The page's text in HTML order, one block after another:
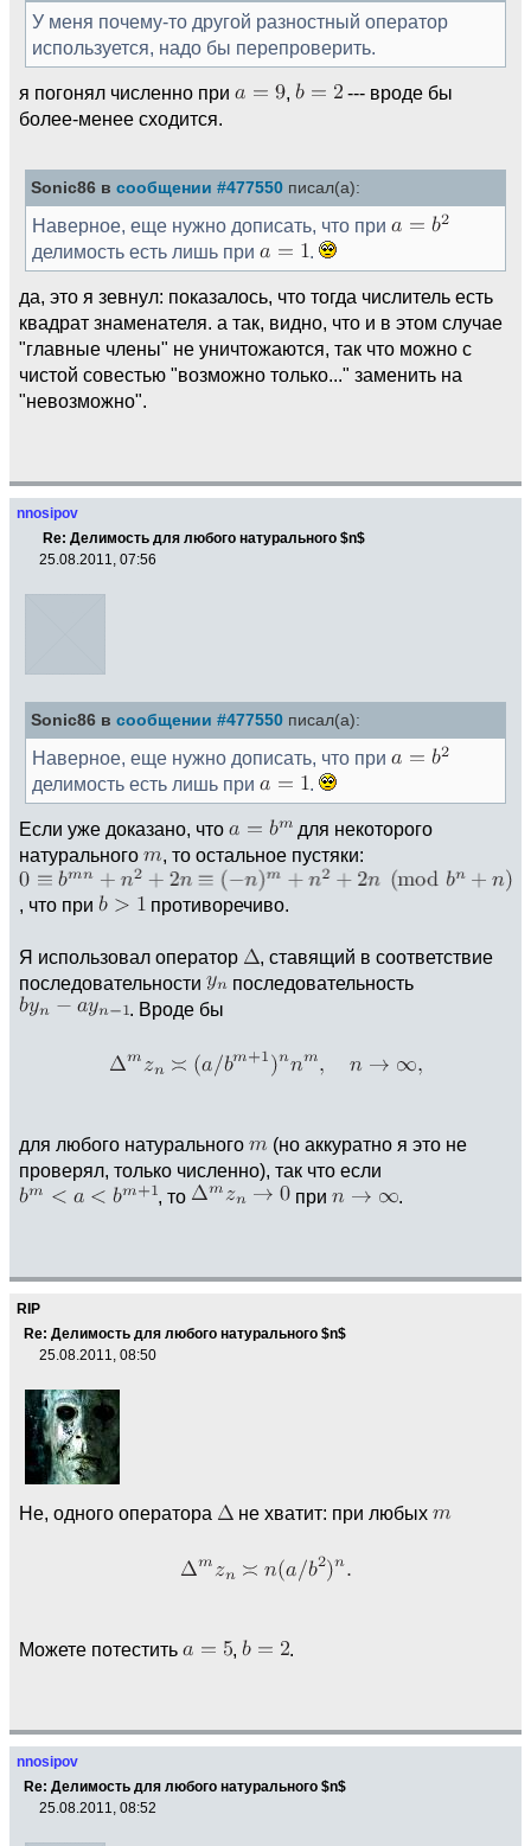
У меня почему-то другой разностный оператор
используется, надо бы перепроверить.
я погонял численно при ,
--- вроде бы
более-менее сходится.
Sonic86 в сообщении #477550 писал(а):
Наверное, еще нужно дописать, что при
делимость есть лишь при
.
да, это я зевнул: показалось, что тогда числитель есть
квадрат знаменателя. а так, видно, что и в этом случае
"главные члены" не уничтожаются, так что можно с
чистой совестью "возможно только..." заменить на
"невозможно".
nnosipov
Re: Делимость для любого натурального $n$
25.08.2011, 07:56
Sonic86 в сообщении #477550 писал(а):
Наверное, еще нужно дописать, что при
делимость есть лишь при
.
Если уже доказано, что
для некоторого
натурального
, то остальное пустяки:
, что при противоречиво.
Я использовал оператор
, ставящий в соответствие
последовательности
последовательность
. Вроде бы
для любого натурального
(но аккуратно я это не
проверял, только численно), так что если
, то
при .
RIP
Re: Делимость для любого натурального $n$
25.08.2011, 08:50
Не, одного оператора не хватит: при любых
Можете потестить , .
nnosipov
Re: Делимость для любого натурального $n$
25.08.2011, 08:52